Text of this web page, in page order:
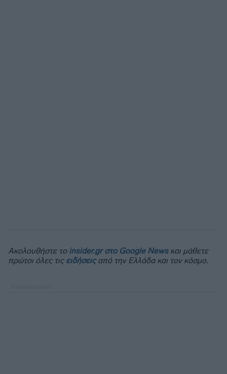
Ακολουθήστε το insider.gr στο Google Newsκαι μάθετε
πρώτοι όλες τις ειδήσειςαπό την Ελλάδα και τον κόσμο.